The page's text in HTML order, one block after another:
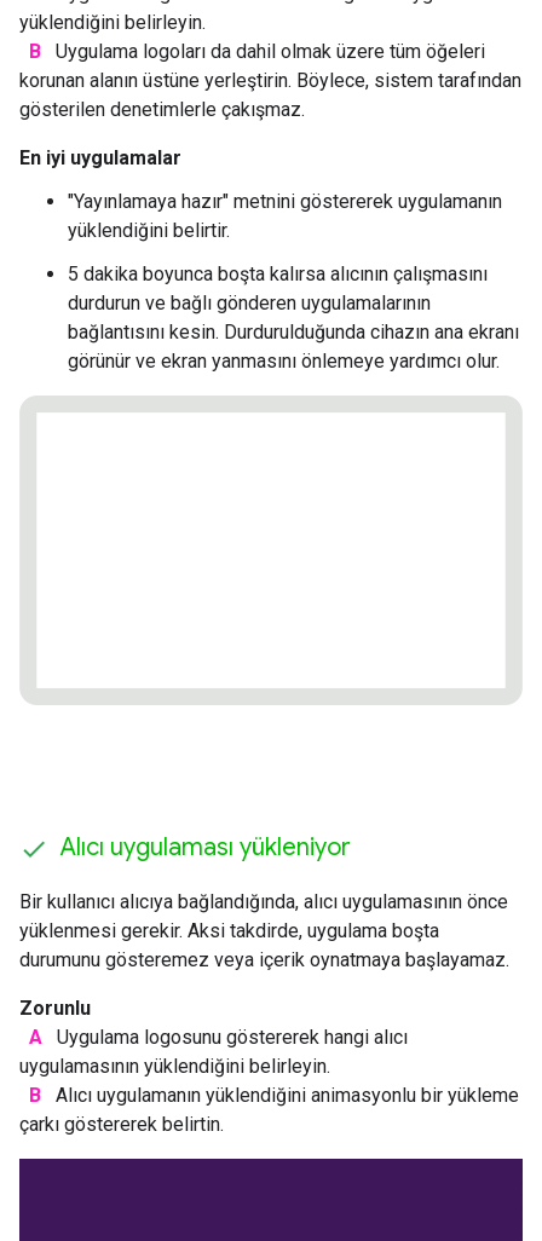
yüklendiğini belirleyin.
B
Uygulama logoları da dahil olmak üzere tüm öğeleri
korunan alanın üstüne yerleştirin. Böylece, sistem tarafından
gösterilen denetimlerle çakışmaz.
En iyi uygulamalar
"Yayınlamaya hazır" metnini göstererek uygulamanın
yüklendiğini belirtir.
5 dakika boyunca boşta kalırsa alıcının çalışmasını
durdurun ve bağlı gönderen uygulamalarının
bağlantısını kesin. Durdurulduğunda cihazın ana ekranı
görünür ve ekran yanmasını önlemeye yardımcı olur.
Alıcı uygulaması yükleniyor
Bir kullanıcı alıcıya bağlandığında, alıcı uygulamasının önce
yüklenmesi gerekir. Aksi takdirde, uygulama boşta
durumunu gösteremez veya içerik oynatmaya başlayamaz.
Zorunlu
A
Uygulama logosunu göstererek hangi alıcı
uygulamasının yüklendiğini belirleyin.
B
Alıcı uygulamanın yüklendiğini animasyonlu bir yükleme
çarkı göstererek belirtin.